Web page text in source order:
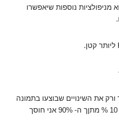
מניפולציות נוספות שיאפשרו
את השינויים שבוצעו בתמונה
(אם בתמונה במקום לשנות את 10 % מתןך ה- 90% אני חוסך